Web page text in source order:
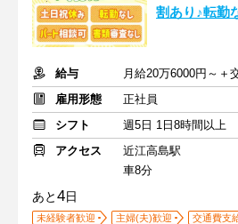
割あり♪転勤
給与
月給20万6000円～＋
雇用形態
正社員
シフト
週5日 1日8時間以上
アクセス
近江高島駅
車8分
あと4日
未経験者歓迎 主婦(夫)歓迎 交通費支